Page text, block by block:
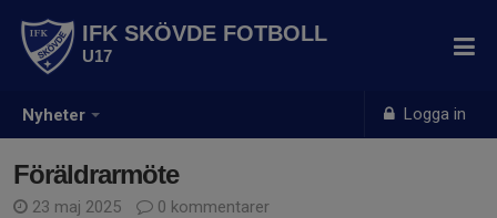
Nyheter Logga in
IFK SKÖVDE FOTBOLL
U17
Föräldrarmöte
23 maj 2025 0 kommentarer